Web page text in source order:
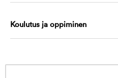
Koulutus ja oppiminen